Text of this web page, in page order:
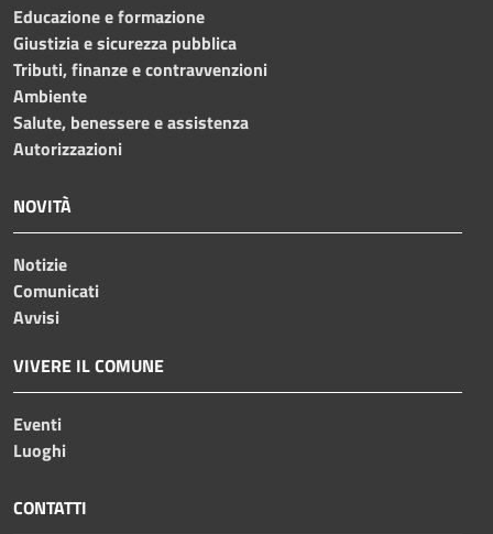
Educazione e formazione
Giustizia e sicurezza pubblica
Tributi, finanze e contravvenzioni
Ambiente
Salute, benessere e assistenza
Autorizzazioni
NOVITÀ
Notizie
Comunicati
Avvisi
VIVERE IL COMUNE
Eventi
Luoghi
CONTATTI